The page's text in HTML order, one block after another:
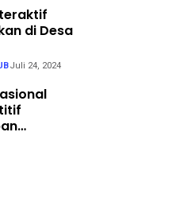
di Desa
Juli 24, 2024
dan